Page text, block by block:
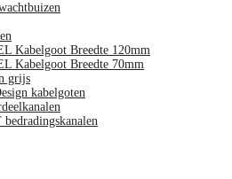
Kabelgoot Breedte 120mm
Kabelgoot Breedte 70mm
grijs
kabelgoten